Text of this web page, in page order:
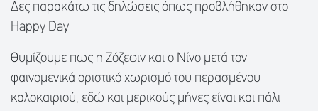
Δες παρακάτω τις δηλώσεις όπως προβλήθηκαν στο
Happy Day
Θυμίζουμε πως η Ζόζεφιν και ο Νίνο μετά τον
φαινομενικά οριστικό χωρισμό του περασμένου
καλοκαιριού, εδώ και μερικούς μήνες είναι και πάλι